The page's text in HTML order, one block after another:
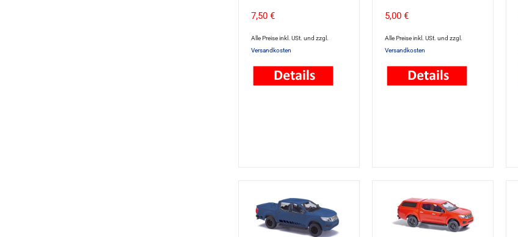
7,50 €
Alle Preise inkl. USt. und zzgl.
Versandkosten
5,00 €
Alle Preise inkl. USt. und zzgl.
Versandkosten